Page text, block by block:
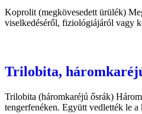
Koprolit (megkövesedett ürülék)
viselkedéséről, fiziológiájáról vagy
Trilobita,
Trilobita (háromkaréjú ősrák)
tengerfenéken. Együtt vedlették le